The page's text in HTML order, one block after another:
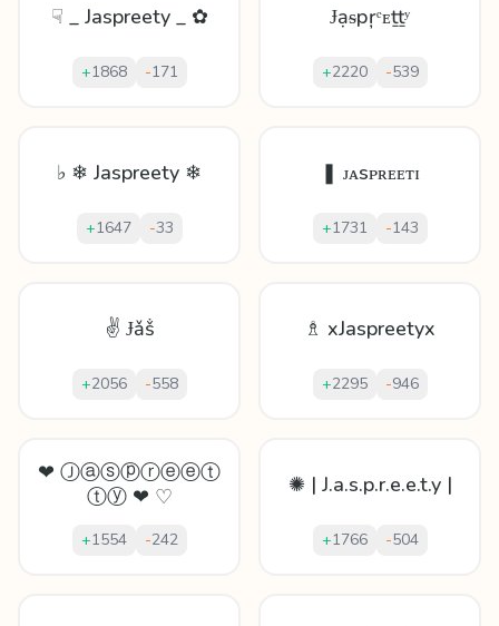
☟ _ Jaspreety _ ✿
+1868 -171
Ɉạᵴрŗᵉᴇṯṯʸ
+2220 -539
♭ ❄ Jaspreety ❄
+1647 -33
❚ ᴊᴀsᴘʀᴇᴇᴛɪ
+1731 -143
✌ Ɉǎṧ
+2056 -558
♗ xJaspreetyx
+2295 -946
❤ Ⓙⓐⓢⓟⓡⓔⓔⓣ
ⓣⓨ ❤ ♡
+1554 -242
✺ | J.a.s.p.r.e.e.t.y |
+1766 -504